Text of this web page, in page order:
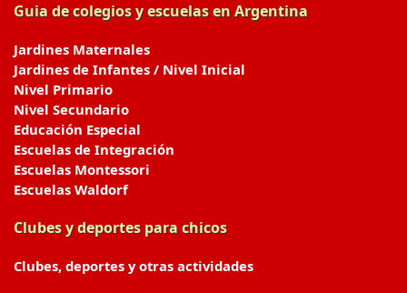
Guia de colegios y escuelas en Argentina
Jardines Maternales
Jardines de Infantes / Nivel Inicial
Nivel Primario
Nivel Secundario
Educación Especial
Escuelas de Integración
Escuelas Montessori
Escuelas Waldorf
Clubes y deportes para chicos
Clubes, deportes y otras actividades